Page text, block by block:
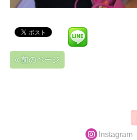
« 前のページ
Instagram